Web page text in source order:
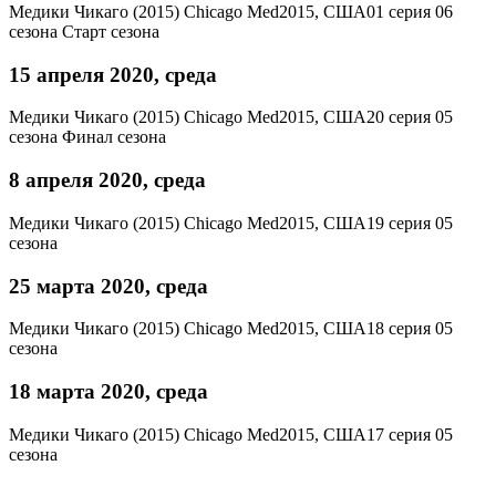
Медики Чикаго (2015) Chicago Med2015, США01 серия 06
сезона Старт сезона
15 апреля 2020, среда
Медики Чикаго (2015) Chicago Med2015, США20 серия 05
сезона Финал сезона
8 апреля 2020, среда
Медики Чикаго (2015) Chicago Med2015, США19 серия 05
сезона
25 марта 2020, среда
Медики Чикаго (2015) Chicago Med2015, США18 серия 05
сезона
18 марта 2020, среда
Медики Чикаго (2015) Chicago Med2015, США17 серия 05
сезона